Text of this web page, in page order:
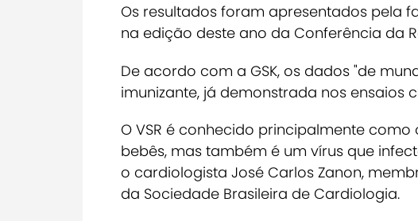
Os resultados foram apresentados pela
na edição deste ano da Conferência da
De acordo com a GSK, os dados "de
imunizante, já demonstrada nos ensaios
O VSR é conhecido principalmente
bebês, mas também é um vírus que
o cardiologista José Carlos Zanon,
da Sociedade Brasileira de Cardiologia.